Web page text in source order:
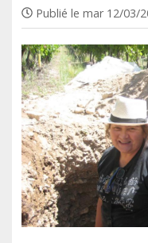
Publié le mar 12/03/